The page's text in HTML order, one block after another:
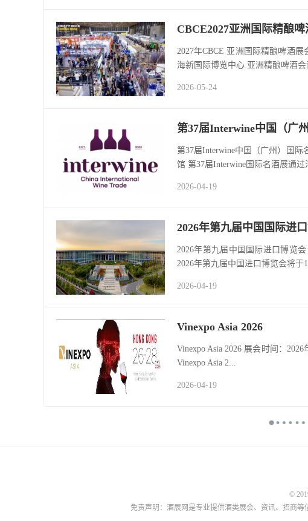
CBCE2027亚洲国际精酿啤
2027年CBCE 亚洲国际精酿啤酒
海新国际博览中心 亚洲精酿啤酒
2026-05-24
第37届Interwine中国（广
第37届Interwine中国（广州）国际
馆 第37届Interwine国际名酒展通过
2026-04-19
2026年第九届中国国际进
2026年第九届中国国际进口博览
2026年第九届中国进口博览会将于
2026-04-19
Vinexpo Asia 2026
Vinexpo Asia 2026 展会时间：
Vinexpo Asia 2...
2026-04-19
©
免责声明：酒展网是专业提供酒类展会、资讯、招商